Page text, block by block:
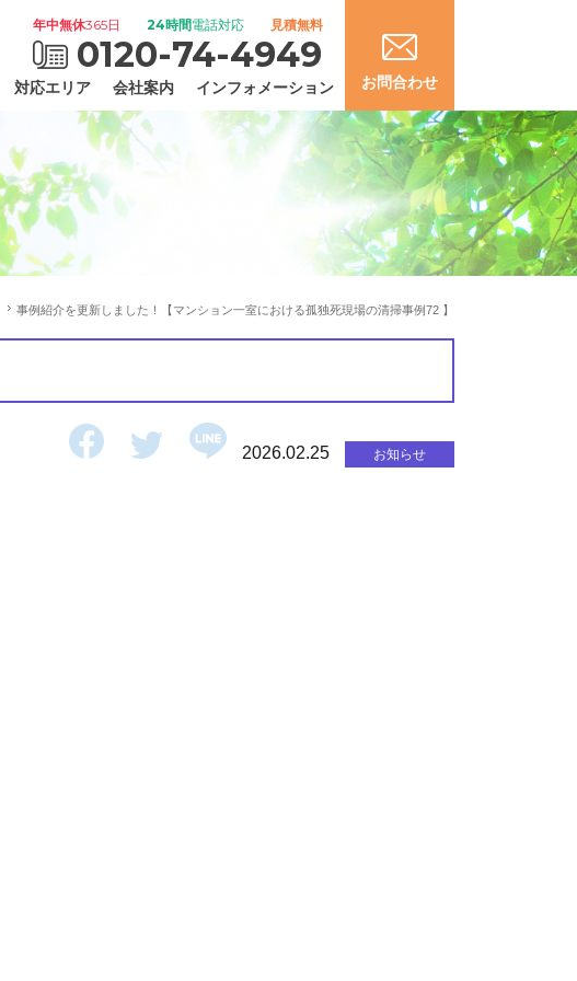
対応エリア 会社案内 インフォメーション お問合わせ
年中無休365日 24時間電話対応 見積無料
0120-74-4949
事例紹介を更新しました！【マンション一室における孤独死現場の清掃事例72 】
2026.02.25 お知らせ